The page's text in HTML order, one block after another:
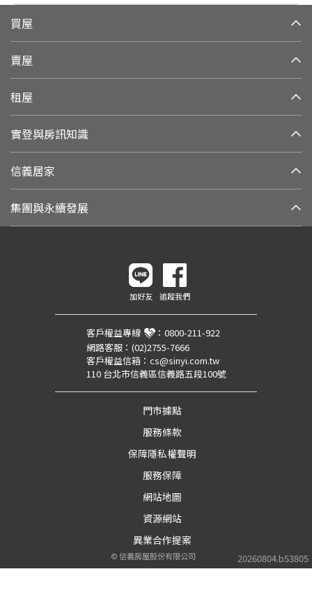
買屋
賣屋
租屋
實登與房訊知識
信義居家
集團與永續發展
20260804.b53805
加好友 追蹤我們
客戶權益專線 ： 0800-211-922
網路客服： (02)2755-7666
客戶權益信箱： cs@sinyi.com.tw
110 台北市信義區信義路五段100號
門市據點
服務條款
保障隱私權聲明
服務保障
網站地圖
資源網站
異業合作提案
©信義房屋股份有限公司